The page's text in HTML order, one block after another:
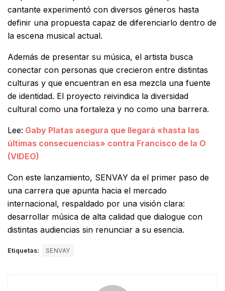
cantante experimentó con diversos géneros hasta
definir una propuesta capaz de diferenciarlo dentro de
la escena musical actual.
Además de presentar su música, el artista busca
conectar con personas que crecieron entre distintas
culturas y que encuentran en esa mezcla una fuente
de identidad. El proyecto reivindica la diversidad
cultural como una fortaleza y no como una barrera.
Lee: Gaby Platas asegura que llegará «hasta las
últimas consecuencias» contra Francisco de la O
(VIDEO)
Con este lanzamiento, SENVAY da el primer paso de
una carrera que apunta hacia el mercado
internacional, respaldado por una visión clara:
desarrollar música de alta calidad que dialogue con
distintas audiencias sin renunciar a su esencia.
Etiquetas: SENVAY